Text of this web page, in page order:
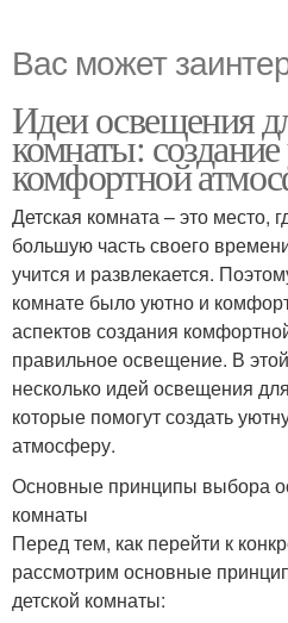
Вас может
Идеи освещения
комнаты:
комфортной
Детская комната – это место,
большую часть своего
учится и развлекается.
комнате было уютно и
аспектов создания
правильное освещение. В
несколько идей освещения
которые помогут создать
атмосферу.
Основные принципы выбора
комнаты
Перед тем, как перейти к
рассмотрим основные
детской комнаты: